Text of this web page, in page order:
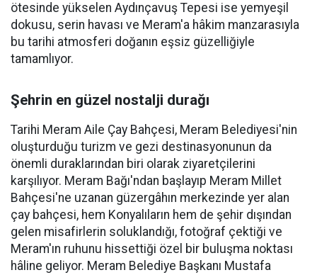
ötesinde yükselen Aydınçavuş Tepesi ise yemyeşil
dokusu, serin havası ve Meram'a hâkim manzarasıyla
bu tarihi atmosferi doğanın eşsiz güzelliğiyle
tamamlıyor.
Şehrin en güzel nostalji durağı
Tarihi Meram Aile Çay Bahçesi, Meram Belediyesi'nin
oluşturduğu turizm ve gezi destinasyonunun da
önemli duraklarından biri olarak ziyaretçilerini
karşılıyor. Meram Bağı'ndan başlayıp Meram Millet
Bahçesi'ne uzanan güzergâhın merkezinde yer alan
çay bahçesi, hem Konyalıların hem de şehir dışından
gelen misafirlerin soluklandığı, fotoğraf çektiği ve
Meram'ın ruhunu hissettiği özel bir buluşma noktası
hâline geliyor. Meram Belediye Başkanı Mustafa